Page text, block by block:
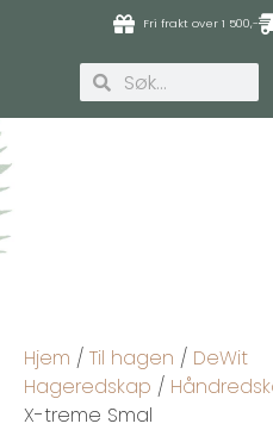
Fri frakt over 1 500,-
Hjem / Til hagen / DeWit
Hageredskap /
X-treme Smal